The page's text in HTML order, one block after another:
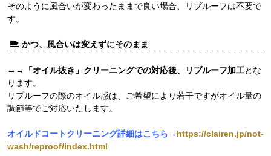
そのように風合いが変わったままで良い場合、リプルーフは不要で
す。
かつ、風合いは変えずにそのまま
→→ 「オイル抜き」クリーニングでの対応後、リプルーフ加工とな
ります。
リプルーフの際のオイル感は、ご希望により若干ですがオイル量の
調節等でご対応いたします。
オイルドコートクリーニング詳細はこちら→ https://clairen.jp/not-
wash/reproof/index.html